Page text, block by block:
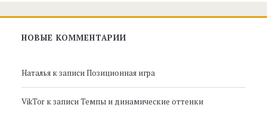
НОВЫЕ КОММЕНТАРИИ
Натальяк записиПозиционная игра
VikTorк записиТемпы и динамические оттенки